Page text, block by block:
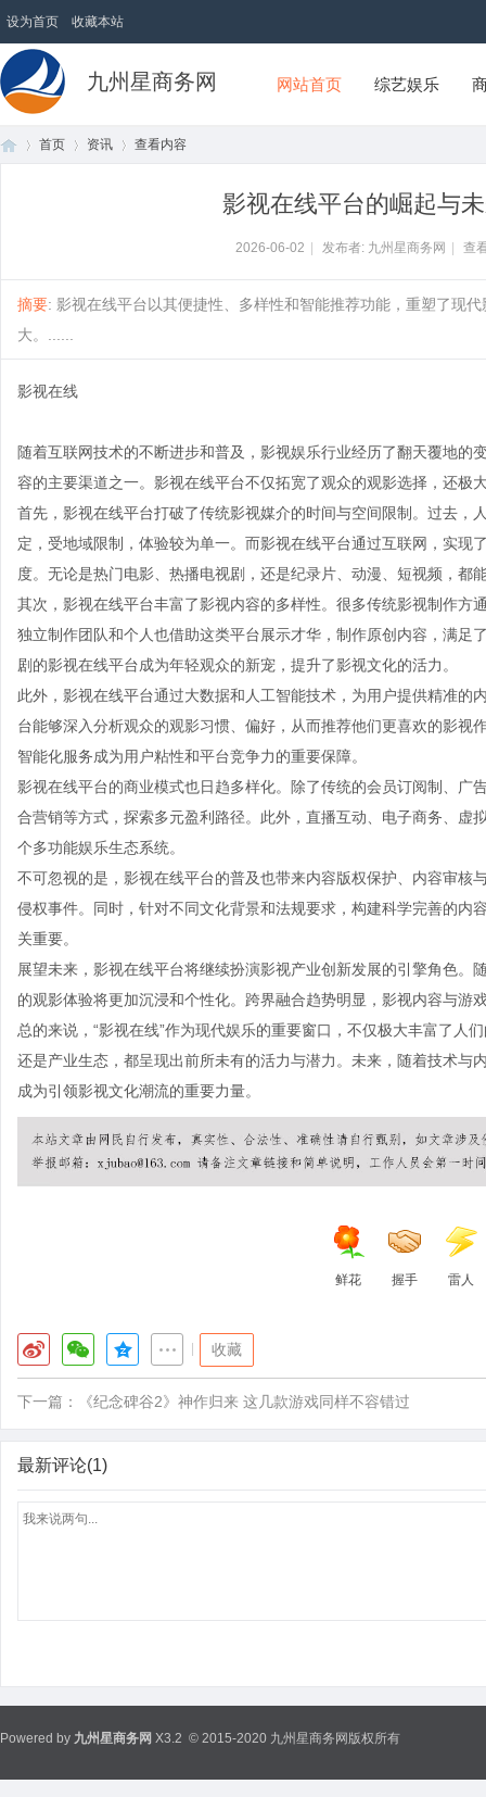
设为首页 收藏本站
九州星商务网 网站首页 综艺娱乐
首页 资讯 查看内容
影视在线平台的崛起与
2026-06-02 发布者: 九州星商务网 查
摘要: 影视在线平台以其便捷性、多样性和智能推荐功能，重塑了现
大。......
影视在线
随着互联网技术的不断进步和普及，影视娱乐行业经历了翻天覆地的
容的主要渠道之一。影视在线平台不仅拓宽了观众的观影选择，还极
首先，影视在线平台打破了传统影视媒介的时间与空间限制。过去，
定，受地域限制，体验较为单一。而影视在线平台通过互联网，实
度。无论是热门电影、热播电视剧，还是纪录片、动漫、短视频，都
其次，影视在线平台丰富了影视内容的多样性。很多传统影视制作方
独立制作团队和个人也借助这类平台展示才华，制作原创内容，满足
剧的影视在线平台成为年轻观众的新宠，提升了影视文化的活力。
此外，影视在线平台通过大数据和人工智能技术，为用户提供精准
台能够深入分析观众的观影习惯、偏好，从而推荐他们更喜欢的影
智能化服务成为用户粘性和平台竞争力的重要保障。
影视在线平台的商业模式也日趋多样化。除了传统的会员订阅制、广
合营销等方式，探索多元盈利路径。此外，直播互动、电子商务、虚
个多功能娱乐生态系统。
不可忽视的是，影视在线平台的普及也带来内容版权保护、内容审核
侵权事件。同时，针对不同文化背景和法规要求，构建科学完善的内
关重要。
展望未来，影视在线平台将继续扮演影视产业创新发展的引擎角色
的观影体验将更加沉浸和个性化。跨界融合趋势明显，影视内容与
总的来说，“影视在线”作为现代娱乐的重要窗口，不仅极大丰富了人
还是产业生态，都呈现出前所未有的活力与潜力。未来，随着技术与
成为引领影视文化潮流的重要力量。
鲜花 握手 雷人
收藏
下一篇： 《纪念碑谷2》神作归来 这几款游戏同样不容错过
最新评论(1)
Powered by 九州星商务网 X3.2 © 2015-2020 九州星商务网版权所有